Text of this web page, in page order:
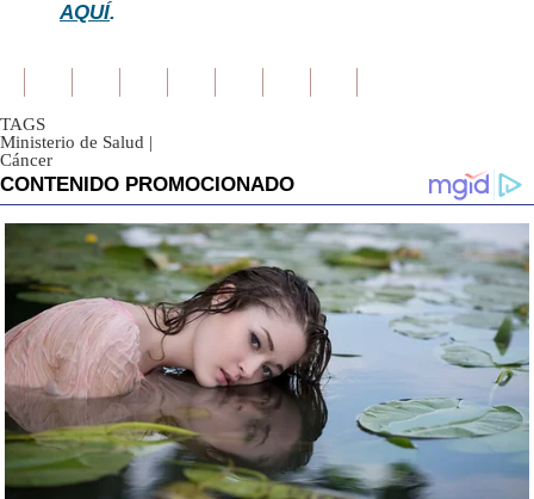
AQUÍ.
TAGS
Ministerio de Salud |
Cáncer